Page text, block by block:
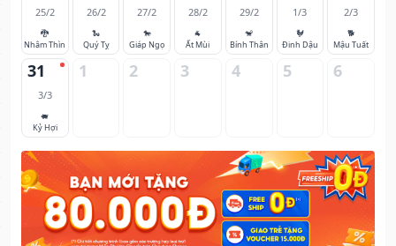
25/2
🐉
Nhâm Thìn
26/2
🐍
Quý Tỵ
27/2
🐎
Giáp Ngọ
28/2
🐐
Ất Mùi
29/2
🐒
Bính Thân
1/3
🐓
Đinh Dậu
2/3
🐕
Mậu Tuất
31
3/3
🐖
Kỷ Hợi
1 2 3 4 5 6